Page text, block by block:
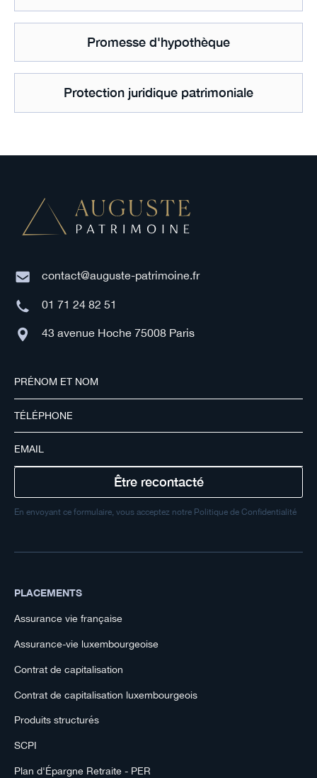
Promesse d'hypothèque
Protection juridique patrimoniale
contact@auguste-patrimoine.fr
01 71 24 82 51
43 avenue Hoche 75008 Paris
En envoyant ce formulaire, vous acceptez notre Politique de Confidentialité
PLACEMENTS
Assurance vie française
Assurance-vie luxembourgeoise
Contrat de capitalisation
Contrat de capitalisation luxembourgeois
Produits structurés
SCPI
Plan d'Épargne Retraite - PER